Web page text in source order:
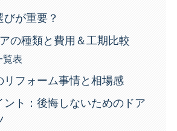
が重要？
の種類と費用＆工期比較
覧表
リフォーム事情と相場感
ント：後悔しないためのドア